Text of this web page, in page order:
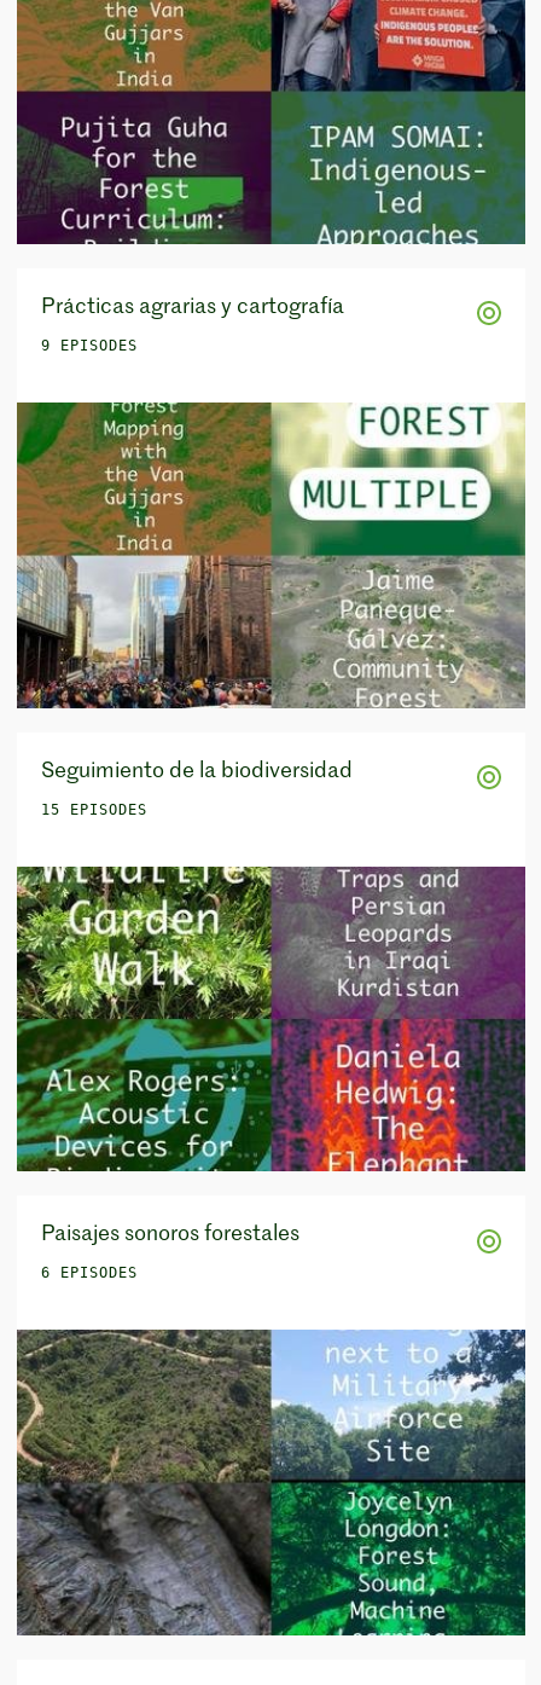
Prácticas agrarias y cartografía
9 EPISODES
Seguimiento de la biodiversidad
15 EPISODES
Paisajes sonoros forestales
6 EPISODES